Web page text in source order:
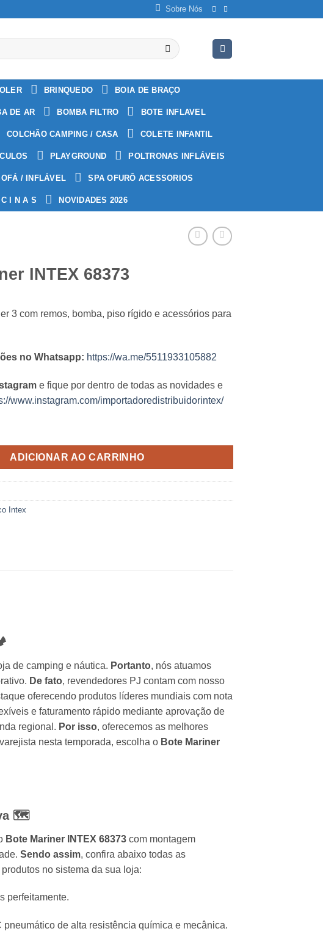
Sobre Nós
BRINQUEDO BOIA DE BRAÇO
DE AR BOMBA FILTRO BOTE INFLAVEL
COLCHÃO CAMPING / CASA COLETE INFANTIL
PLAYGROUND POLTRONAS INFLÁVEIS
/ INFLÁVEL SPA OFURÔ ACESSORIOS
I N A S NOVIDADES 2026
INTEX 68373
3 com remos, bomba, piso rígido e acessórios para
no Whatsapp: https://wa.me/5511933105882
e fique por dentro de todas as novidades e
www.instagram.com/importadoredistribuidorintex/
68373 quantidade
ADICIONAR AO CARRINHO
Intex
de camping e náutica. Portanto, nós atuamos
De fato, revendedores PJ contam com nosso
oferecendo produtos líderes mundiais com nota
e faturamento rápido mediante aprovação de
regional. Por isso, oferecemos as melhores
nesta temporada, escolha o Bote Mariner
🗺️
Bote Mariner INTEX 68373 com montagem
Sendo assim, confira abaixo todas as
no sistema da sua loja:
perfeitamente.
de alta resistência química e mecânica.